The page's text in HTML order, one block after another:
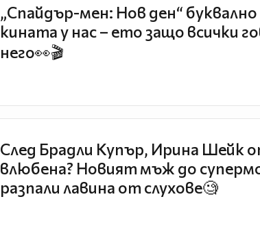
„Спайдър-мен: Нов ден“ буквално
кината у нас – ето защо всички
него👀🎬
След Брадли Купър, Ирина Шейк
влюбена? Новият мъж до
разпали лавина от слухове🧐